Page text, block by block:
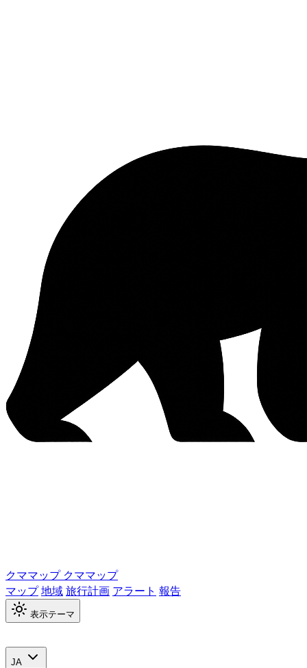
クママップ クママップ
マップ地域旅行計画 アラート 報告
表示テーマ
JA